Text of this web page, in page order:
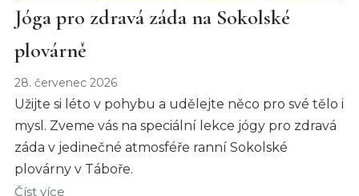
Jóga pro zdravá záda na Sokolské
plovárně
28. červenec 2026
Užijte si léto v pohybu a udělejte něco pro své tělo i
mysl. Zveme vás na speciální lekce jógy pro zdravá
záda v jedinečné atmosféře ranní Sokolské
plovárny v Táboře.
Číst více